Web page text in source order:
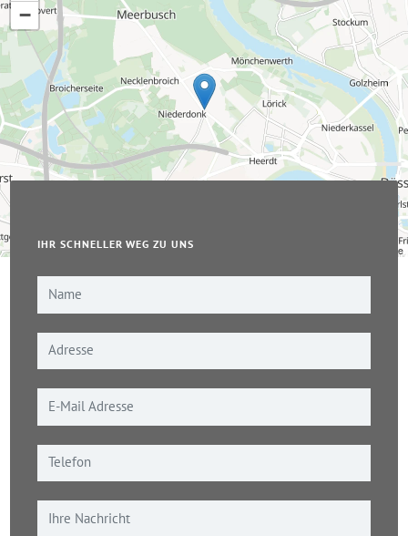
−
© OpenStreetMap-Mitwirkende
IHR SCHNELLER WEG ZU UNS